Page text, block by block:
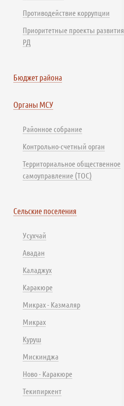
Противодействие коррупции
Приоритетные проекты развития
РД
Бюджет района
Органы МСУ
Районное собрание
Контрольно-счетный орган
Территориальное общественное
самоуправление (ТОС)
Сельские поселения
Усухчай
Авадан
Каладжух
Каракюре
Микрах - Казмаляр
Микрах
Куруш
Мискинджа
Ново - Каракюре
Текипиркент